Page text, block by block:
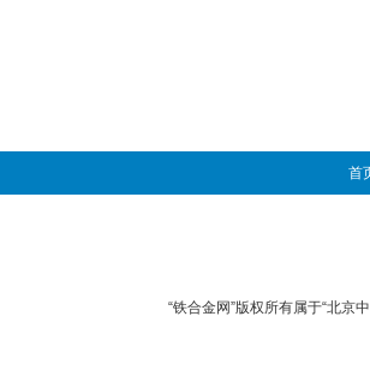
首
“铁合金网”版权所有属于“北京